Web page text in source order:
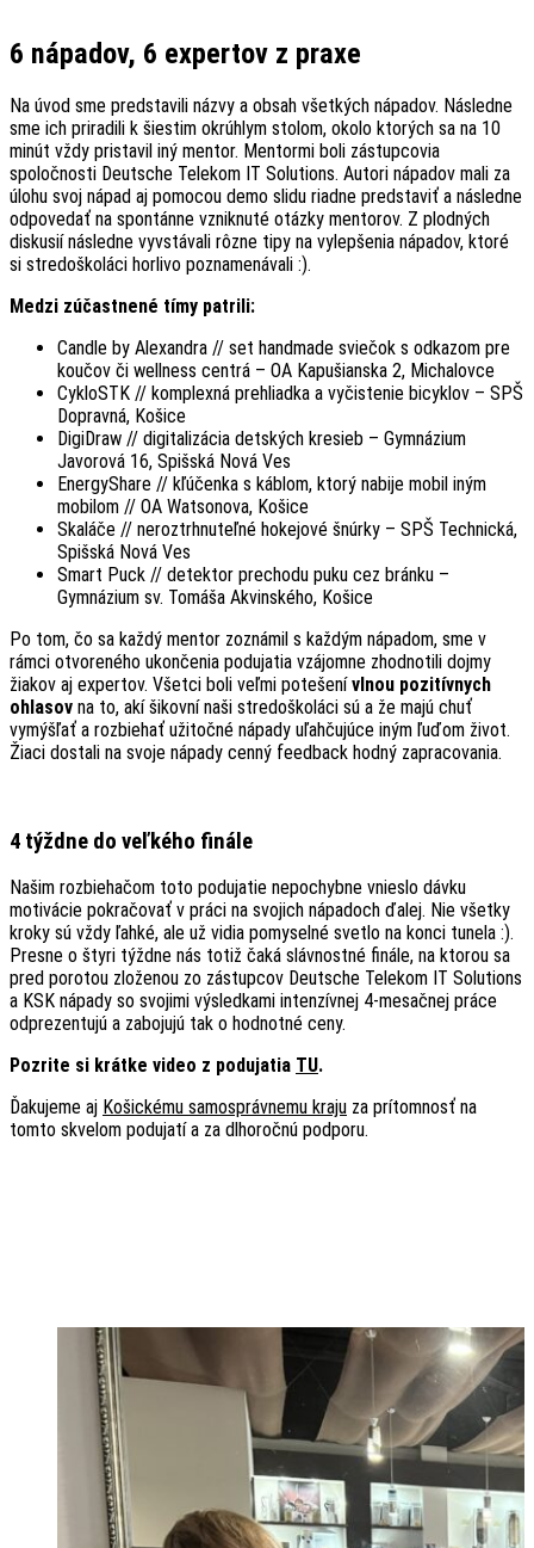
6 nápadov, 6 expertov z praxe
Na úvod sme predstavili názvy a obsah všetkých nápadov. Následne
sme ich priradili k šiestim okrúhlym stolom, okolo ktorých sa na 10
minút vždy pristavil iný mentor. Mentormi boli zástupcovia
spoločnosti Deutsche Telekom IT Solutions. Autori nápadov mali za
úlohu svoj nápad aj pomocou demo slidu riadne predstaviť a následne
odpovedať na spontánne vzniknuté otázky mentorov. Z plodných
diskusií následne vyvstávali rôzne tipy na vylepšenia nápadov, ktoré
si stredoškoláci horlivo poznamenávali :).
Medzi zúčastnené tímy patrili:
Candle by Alexandra // set handmade sviečok s odkazom pre
koučov či wellness centrá – OA Kapušianska 2, Michalovce
CykloSTK // komplexná prehliadka a vyčistenie bicyklov – SPŠ
Dopravná, Košice
DigiDraw // digitalizácia detských kresieb – Gymnázium
Javorová 16, Spišská Nová Ves
EnergyShare // kľúčenka s káblom, ktorý nabije mobil iným
mobilom // OA Watsonova, Košice
Skaláče // neroztrhnuteľné hokejové šnúrky – SPŠ Technická,
Spišská Nová Ves
Smart Puck // detektor prechodu puku cez bránku –
Gymnázium sv. Tomáša Akvinského, Košice
Po tom, čo sa každý mentor zoznámil s každým nápadom, sme v
rámci otvoreného ukončenia podujatia vzájomne zhodnotili dojmy
žiakov aj expertov. Všetci boli veľmi potešenívlnou pozitívnych
ohlasov na to, akí šikovní naši stredoškoláci sú a že majú chuť
vymýšľať a rozbiehať užitočné nápady uľahčujúce iným ľuďom život.
Žiaci dostali na svoje nápady cenný feedback hodný zapracovania.
4 týždne do veľkého finále
Našim rozbiehačom toto podujatie nepochybne vnieslo dávku
motivácie pokračovať v práci na svojich nápadoch ďalej. Nie všetky
kroky sú vždy ľahké, ale už vidia pomyselné svetlo na konci tunela :).
Presne o štyri týždne nás totiž čaká slávnostné finále, na ktorou sa
pred porotou zloženou zo zástupcov Deutsche Telekom IT Solutions
a KSK nápady so svojimi výsledkami intenzívnej 4-mesačnej práce
odprezentujú a zabojujú tak o hodnotné ceny.
Pozrite si krátke video z podujatia TU.
Ďakujeme aj Košickému samosprávnemu kraju za prítomnosť na
tomto skvelom podujatí a za dlhoročnú podporu.